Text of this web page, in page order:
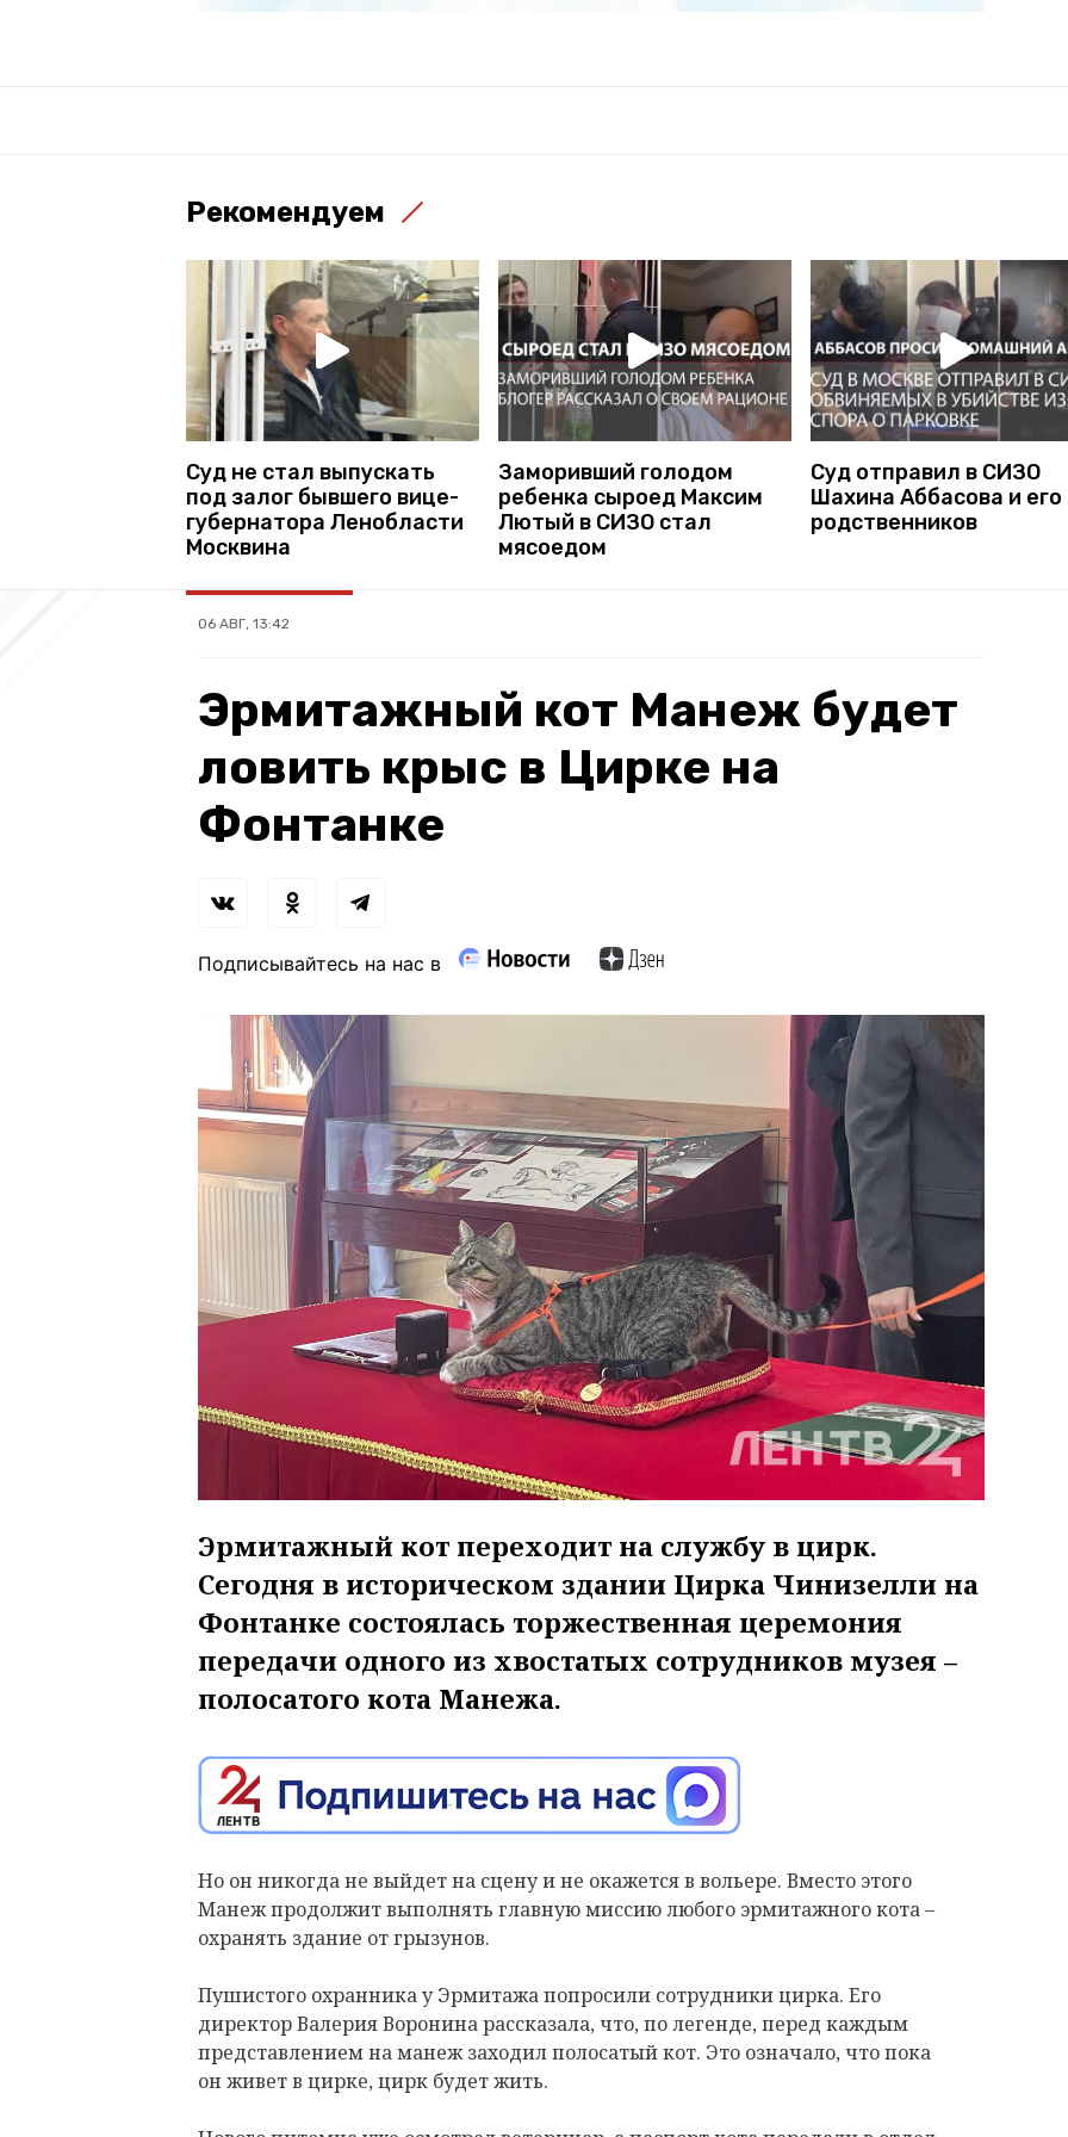
Рекомендуем
Суд не стал выпускать
под залог бывшего вице-
губернатора Ленобласти
Москвина
Заморивший голодом
ребенка сыроед Максим
Лютый в СИЗО стал
мясоедом
Суд отправил в СИЗО
Шахина Аббасова и его
родственников
06 АВГ, 13:42
Эрмитажный кот Манеж будет
ловить крыс в Цирке на
Фонтанке
Подписывайтесь на нас в
Эрмитажный кот переходит на службу в цирк.
Сегодня в историческом здании Цирка Чинизелли на
Фонтанке состоялась торжественная церемония
передачи одного из хвостатых сотрудников музея –
полосатого кота Манежа.
Но он никогда не выйдет на сцену и не окажется в вольере. Вместо этого
Манеж продолжит выполнять главную миссию любого эрмитажного кота –
охранять здание от грызунов.
Пушистого охранника у Эрмитажа попросили сотрудники цирка. Его
директор Валерия Воронина рассказала, что, по легенде, перед каждым
представлением на манеж заходил полосатый кот. Это означало, что пока
он живет в цирке, цирк будет жить.